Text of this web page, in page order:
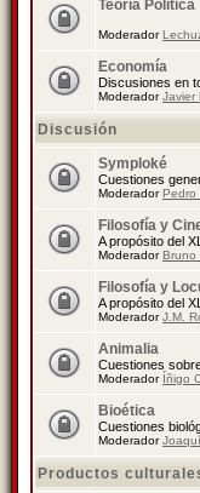
Teoría Política
Moderador
Economía
Discusiones en
ModeradorJavier
Discusión
Symploké
Cuestiones
ModeradorPedro
Filosofía y
A propósito del
ModeradorBruno
Filosofía y
A propósito del
ModeradorJ.M.
Animalia
Cuestiones
Moderador Íñigo
Bioética
Cuestiones
Moderador
Productos